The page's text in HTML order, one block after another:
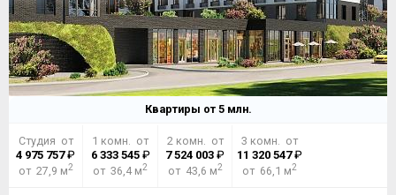
Квартиры от 5млн.
Студия от
4 975 757₽
от 27,9 м2
1 комн. от
6 333 545₽
от 36,4 м2
2 комн. от
7 524 003 ₽
от 43,6 м2
3 комн. от
11 320 547₽
от 66,1 м2